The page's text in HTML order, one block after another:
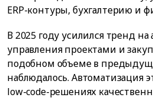
ERP-контуры, бухгалтерию и
В 2025 году усилился тренд
управления проектами и
подобном объеме в
наблюдалось. Автоматизация
low-code-решениях